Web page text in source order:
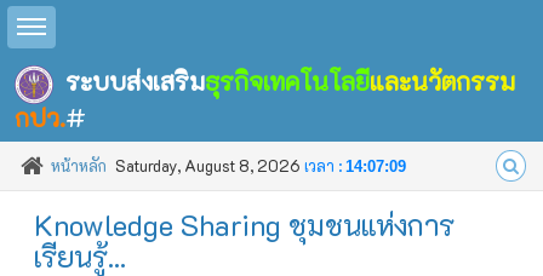
Toggle sidebar
ระบบส่งเสริมธุรกิจเทคโนโลยีและนวัตกรรม
กปว.#
หน้าหลัก Saturday, August 8, 2026 เวลา : 14:07:09
Knowledge Sharing ชุมชนแห่งการ
เรียนรู้...